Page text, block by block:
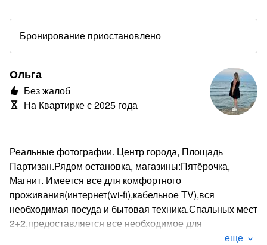
Бронирование приостановлено
Ольга
Без жалоб
На Квартирке с 2025 года
Реальные фотографии. Центр города, Площадь
Партизан.Рядом остановка, магазины:Пятёрочка,
Магнит. Имеется все для комфортного
проживания(интернет(wi-fi),кабельное TV),вся
необходимая посуда и бытовая техника.Спальных мест
2+2,предоставляется все необходимое для
проживания. При продолжительном проживанииеще